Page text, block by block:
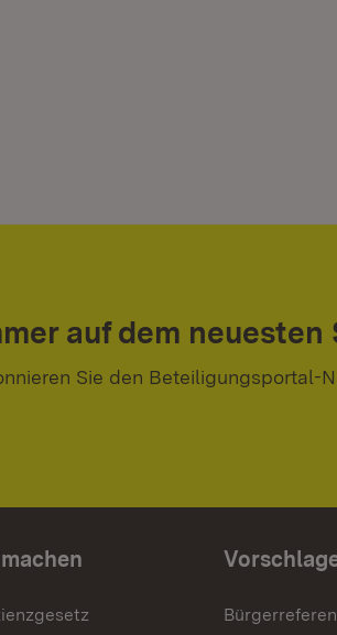
auf dem neuesten
Sie den Beteiligungsportal-